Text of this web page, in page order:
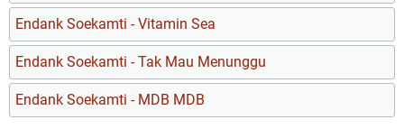
Endank Soekamti - Vitamin Sea
Endank Soekamti - Tak Mau Menunggu
Endank Soekamti - MDB MDB